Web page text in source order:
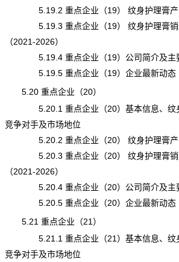
5.19.2 重点企业（19） 纹身护理膏产
5.19.3 重点企业（19） 纹身护理膏销
（2021-2026）
5.19.4 重点企业（19）公司简介及主
5.19.5 重点企业（19）企业最新动态
5.20 重点企业（20）
5.20.1 重点企业（20）基本信息、纹身
竞争对手及市场地位
5.20.2 重点企业（20） 纹身护理膏产
5.20.3 重点企业（20） 纹身护理膏销
（2021-2026）
5.20.4 重点企业（20）公司简介及主
5.20.5 重点企业（20）企业最新动态
5.21 重点企业（21）
5.21.1 重点企业（21）基本信息、纹身
竞争对手及市场地位